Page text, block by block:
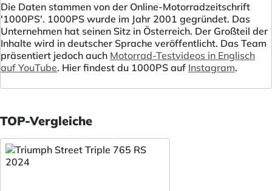
Die Daten stammen von der Online-Motorradzeitschrift
'1000PS'. 1000PS wurde im Jahr 2001 gegründet. Das
Unternehmen hat seinen Sitz in Österreich. Der Großteil der
Inhalte wird in deutscher Sprache veröffentlicht. Das Team
präsentiert jedoch auch Motorrad-Testvideos in Englisch
auf YouTube. Hier findest du 1000PS auf Instagram.
TOP-Vergleiche